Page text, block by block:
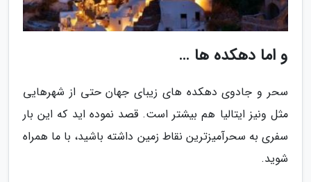
و اما دهکده ها …
سحر و جادوی دهکده های زیبای جهان حتی از شهرهایی
مثل ونیز ایتالیا هم بیشتر است. قصد نموده اید که این بار
سفری به سحرآمیزترین نقاط زمین داشته باشید، با ما همراه
شوید.